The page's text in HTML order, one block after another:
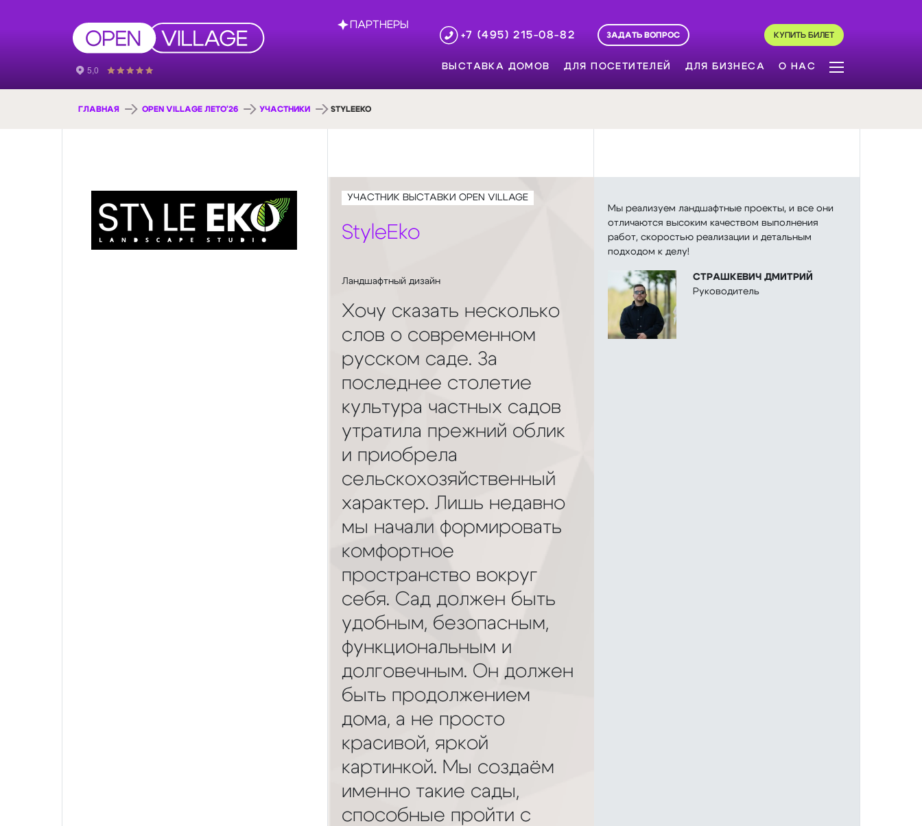
ПАРТНЕРЫ
+7 (495) 215-08-82
ЗАДАТЬ ВОПРОС КУПИТЬ БИЛЕТ
ВЫСТАВКА ДОМОВ ДЛЯ ПОСЕТИТЕЛЕЙ ДЛЯ БИЗНЕСА О НАС
ГЛАВНАЯ OPEN VILLAGE ЛЕТО'26 УЧАСТНИКИ STYLEEKO
УЧАСТНИК ВЫСТАВКИ OPEN VILLAGE
StyleEko
Ландшафтный дизайн
Хочу сказать несколько
слов о современном
русском саде. За
последнее столетие
культура частных садов
утратила прежний облик
и приобрела
сельскохозяйственный
характер. Лишь недавно
мы начали формировать
комфортное
пространство вокруг
себя. Сад должен быть
удобным, безопасным,
функциональным и
долговечным. Он должен
быть продолжением
дома, а не просто
красивой, яркой
картинкой. Мы создаём
именно такие сады,
способные пройти с
Мы реализуем ландшафтные проекты, и все они
отличаются высоким качеством выполнения
работ, скоростью реализации и детальным
подходом к делу!
СТРАШКЕВИЧ ДМИТРИЙ
Руководитель